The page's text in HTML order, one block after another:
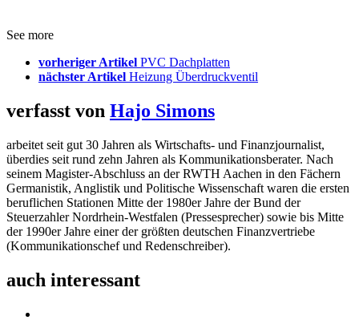
See more
vorheriger Artikel PVC Dachplatten
nächster Artikel Heizung Überdruckventil
verfasst von Hajo Simons
arbeitet seit gut 30 Jahren als Wirtschafts- und Finanzjournalist,
überdies seit rund zehn Jahren als Kommunikationsberater. Nach
seinem Magister-Abschluss an der RWTH Aachen in den Fächern
Germanistik, Anglistik und Politische Wissenschaft waren die ersten
beruflichen Stationen Mitte der 1980er Jahre der Bund der
Steuerzahler Nordrhein-Westfalen (Pressesprecher) sowie bis Mitte
der 1990er Jahre einer der größten deutschen Finanzvertriebe
(Kommunikationschef und Redenschreiber).
auch interessant